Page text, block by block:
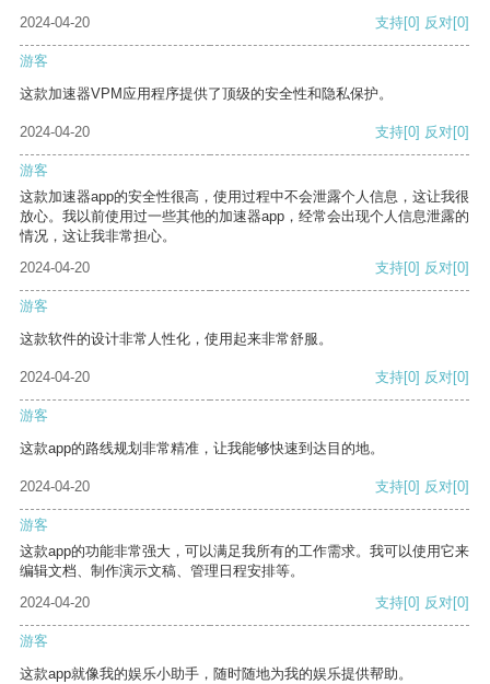
2024-04-20
支持[0] 反对[0]
游客
这款加速器VPM应用程序提供了顶级的安全性和隐私保护。
2024-04-20 支持[0] 反对[0]
游客
这款加速器app的安全性很高，使用过程中不会泄露个人信息，这让我很
放心。我以前使用过一些其他的加速器app，经常会出现个人信息泄露的
情况，这让我非常担心。
2024-04-20
支持[0] 反对[0]
游客
这款软件的设计非常人性化，使用起来非常舒服。
2024-04-20 支持[0] 反对[0]
游客
这款app的路线规划非常精准，让我能够快速到达目的地。
2024-04-20 支持[0] 反对[0]
游客
这款app的功能非常强大，可以满足我所有的工作需求。我可以使用它来
编辑文档、制作演示文稿、管理日程安排等。
2024-04-20
支持[0] 反对[0]
游客
这款app就像我的娱乐小助手，随时随地为我的娱乐提供帮助。